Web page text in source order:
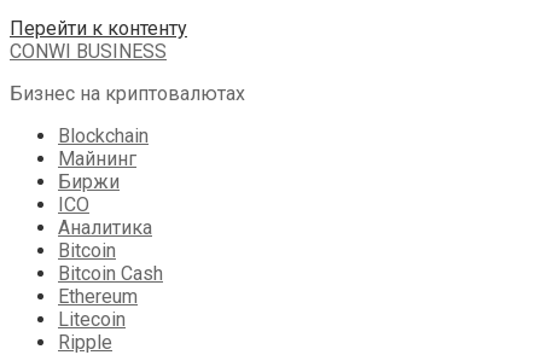
Перейти к контенту
CONWI BUSINESS
Бизнес на криптовалютах
Blockchain
Майнинг
Биржи
ICO
Аналитика
Bitcoin
Bitcoin Cash
Ethereum
Litecoin
Ripple